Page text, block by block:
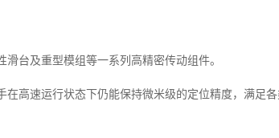
台及重型模组等一系列高精密传动组件。
高速运行状态下仍能保持微米级的定位精度，满足